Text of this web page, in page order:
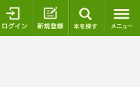
ログイン 新規登録